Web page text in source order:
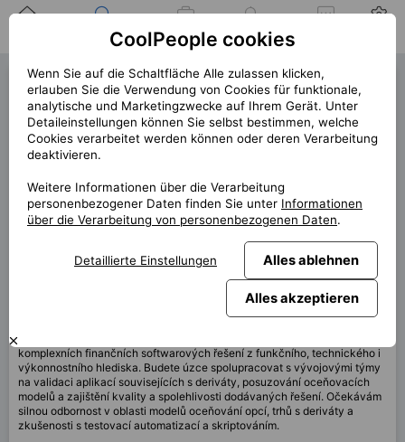
Position
Jobs
QA Specialist (42949)
« zurück
Platz
Vertrag
Vertrag über CP
80 000 CZK
komplexních finančních softwarových řešení z funkčního, technického i
výkonnostního hlediska. Budete úzce spolupracovat s vývojovými týmy
na validaci aplikací souvisejících s deriváty, posuzování oceňovacích
modelů a zajištění kvality a spolehlivosti dodávaných řešení. Očekávám
silnou odbornost v oblasti modelů oceňování opcí, trhů s deriváty a
zkušenosti s testovací automatizací a skriptováním.
CoolPeople cookies
Wenn Sie auf die Schaltfläche Alle zulassen klicken,
erlauben Sie die Verwendung von Cookies für funktionale,
analytische und Marketingzwecke auf Ihrem Gerät. Unter
Detaileinstellungen können Sie selbst bestimmen, welche
Cookies verarbeitet werden können oder deren Verarbeitung
deaktivieren.
Weitere Informationen über die Verarbeitung
personenbezogener Daten finden Sie unter Informationen
über die Verarbeitung von personenbezogenen Daten.
Detaillierte Einstellungen Alles ablehnen
Alles akzeptieren